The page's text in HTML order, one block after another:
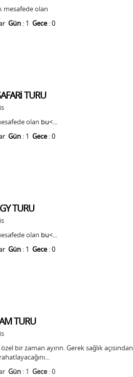
mesafede olan
Gün : 1Gece: 0
TURU
olan bu<...
Gün : 1Gece: 0
TURU
olan bu<...
Gün : 1Gece: 0
TURU
bir zaman ayırın. Gerek sağlık açısından
Gün : 1Gece: 0